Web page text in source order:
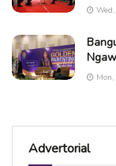
Advertorial